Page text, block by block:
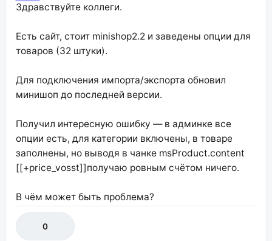
Здравствуйте коллеги.
Есть сайт, стоит minishop2.2 и заведены опции для
товаров (32 штуки).
Для подключения импорта/экспорта обновил
минишоп до последней версии.
Получил интересную ошибку — в админке все
опции есть, для категории включены, в товаре
заполнены, но выводя в чанке msProduct.content
[[+price_vosst]]получаю ровным счётом ничего.
В чём может быть проблема?
0